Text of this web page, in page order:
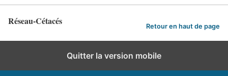
Réseau-Cétacés Retour en haut de page
Quitter la version mobile